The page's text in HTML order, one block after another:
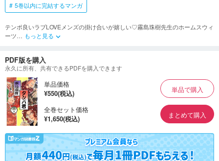
5巻以内に完結するマンガ
テンポ良いラブLOVEメンズの掛け合いが嬉しい♡霧島珠樹先生のホームスウィ
ーツ… もっと見る keyboard_arrow_down
PDF版を購入
永久に所有、共有できるPDFを購入できます
単品価格
¥550(税込)
単品で購入
全巻セット価格
¥1,650(税込)
まとめて購入